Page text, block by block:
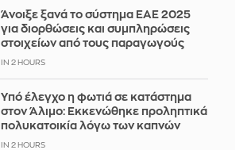
Άνοιξε ξανά το σύστημα ΕΑΕ 2025
για διορθώσεις και συμπληρώσεις
στοιχείων από τους παραγωγούς
IN 2 HOURS
Yπό έλεγχο η φωτιά σε κατάστημα
στον Άλιμο: Εκκενώθηκε προληπτικά
πολυκατοικία λόγω των καπνών
IN 2 HOURS